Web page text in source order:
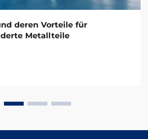
deren Vorteile für
Metallteile